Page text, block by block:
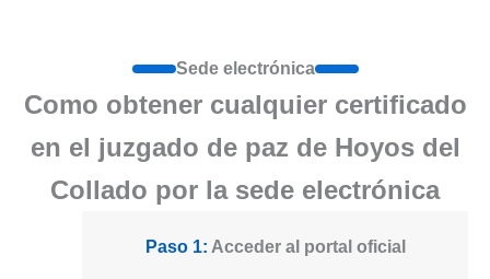
Sede electrónica
Como obtener cualquier certificado
en el juzgado de paz de Hoyos del
Collado por la sede electrónica
Paso 1: Acceder al portal oficial